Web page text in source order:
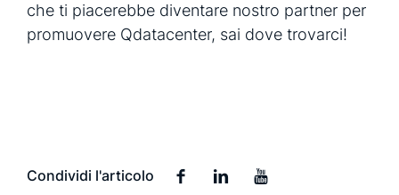
che ti piacerebbe diventare nostro partner per
promuovere Qdatacenter, sai dove trovarci!
Condividi l'articolo